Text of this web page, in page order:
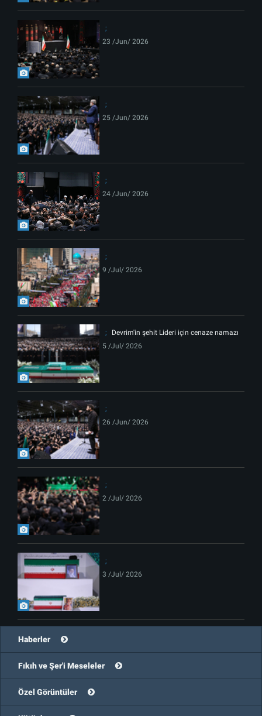
23 /Jun/ 2026
25 /Jun/ 2026
24 /Jun/ 2026
9 /Jul/ 2026
Devrim'in şehit Lideri için cenaze namazı
5 /Jul/ 2026
26 /Jun/ 2026
2 /Jul/ 2026
3 /Jul/ 2026
Haberler
Fıkıh ve Şer'i Meseleler
Özel Görüntüler